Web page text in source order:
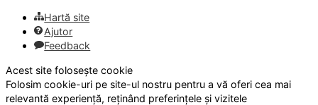
Hartă site
Ajutor
Feedback
Acest site folosește cookie
Folosim cookie-uri pe site-ul nostru pentru a vă oferi cea mai
relevantă experiență, reținând preferințele și vizitele